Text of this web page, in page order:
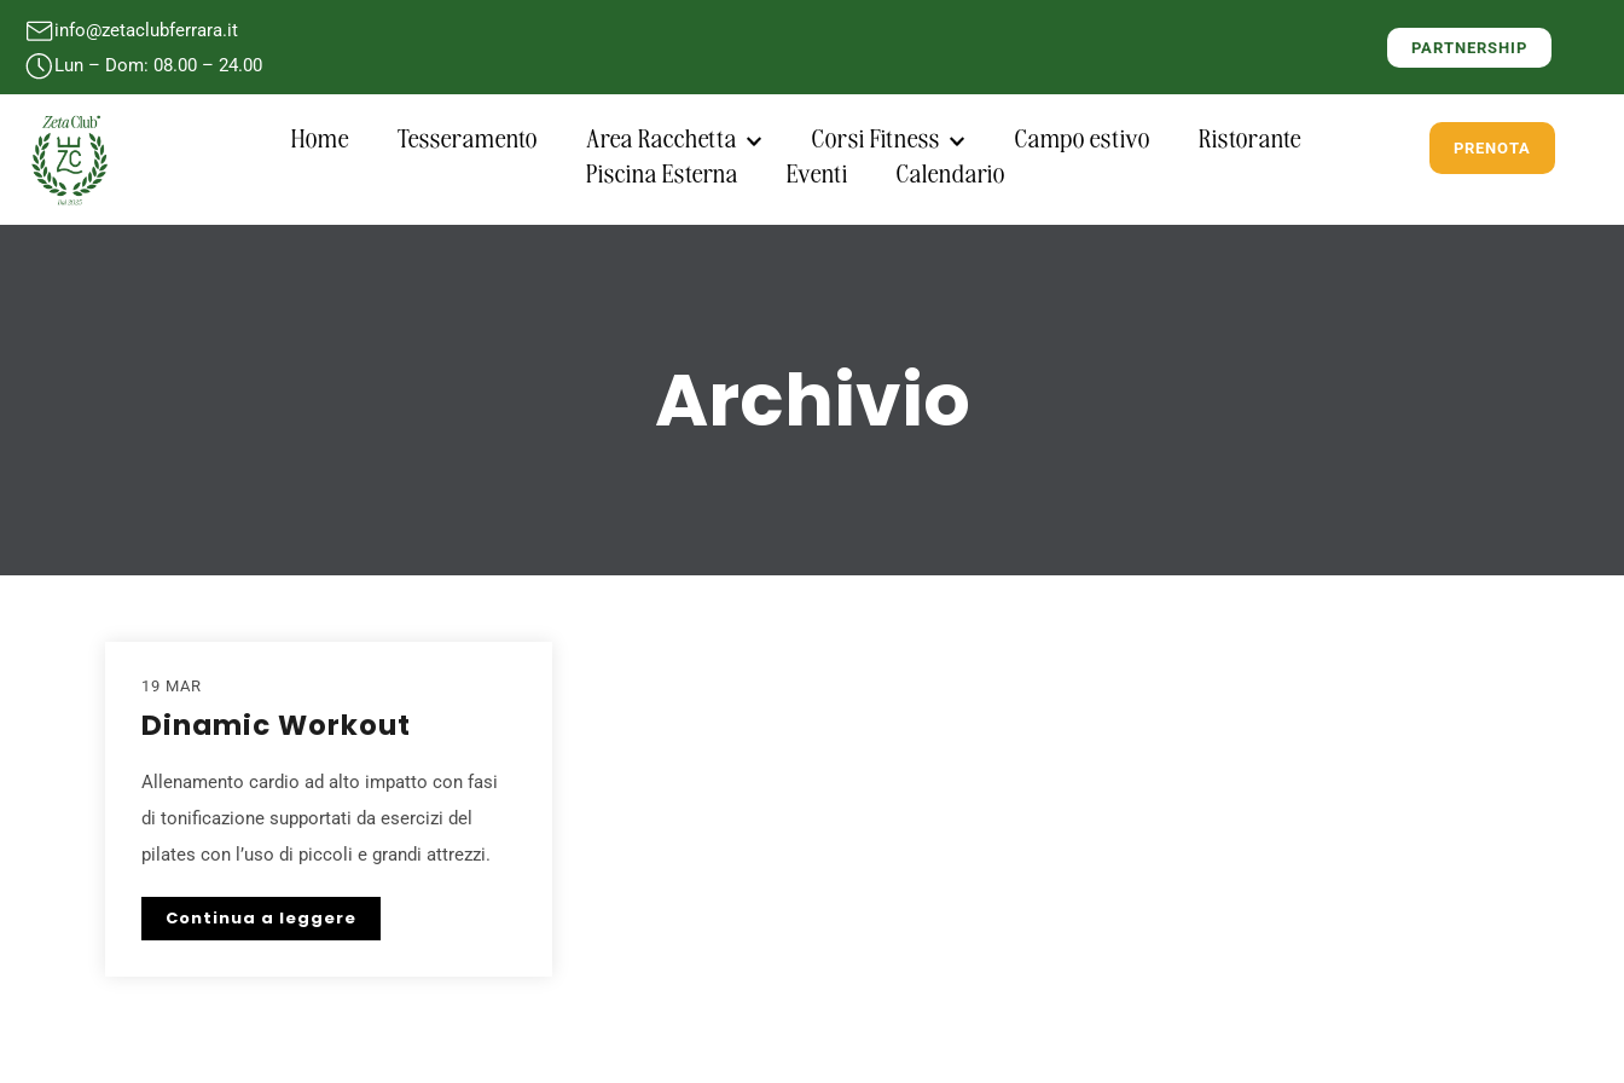
info@zetaclubferrara.it
Lun – Dom: 08.00 – 24.00
PARTNERSHIP
Home Tesseramento Area Racchetta Corsi Fitness Campo estivo
Ristorante
Piscina Esterna
Eventi Calendario
PRENOTA
Archivio
19 MAR
Dinamic Workout
Allenamento cardio ad alto impatto con fasi
di tonificazione supportati da esercizi del
pilates con l’uso di piccoli e grandi attrezzi.
Continua a leggere